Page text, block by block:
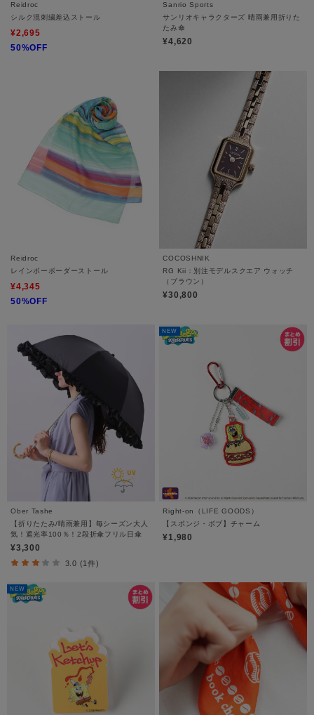
Reidroc
シルク混刺繍差込ストール
¥2,695
50%OFF
Sanrio Sports
サンリオキャラクターズ 晴雨兼用折りた
たみ傘
¥4,620
Reidroc
レインボーボーダーストール
¥4,345
50%OFF
COCOSHNIK
RG Kii：別注モデルスクエア ウォッチ
（ブラウン）
¥30,800
Ober Tashe
【折りたたみ/晴雨兼用】毎シーズン大人
気！遮光率100％！2段折傘フリル日傘
¥3,300
3.0 (1件)
NEW
Right-on（LIFE GOODS）
【スポンジ・ボブ】チャーム
¥1,980
NEW